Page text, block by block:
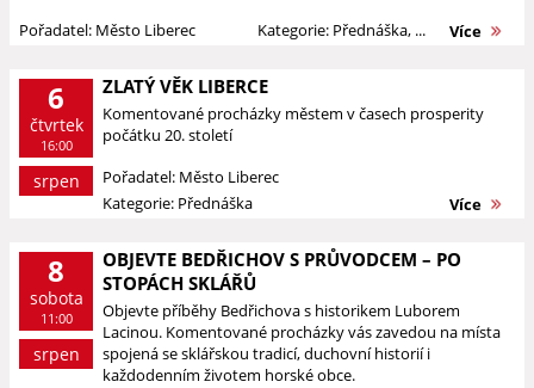
Pořadatel: Město Liberec
Kategorie: Přednáška, ... Více
6
čtvrtek
16:00
srpen
ZLATÝ VĚK LIBERCE
Komentované procházky městem v časech prosperity
počátku 20. století
Pořadatel: Město Liberec
Kategorie: Přednáška
Více
8
sobota
11:00
srpen
OBJEVTE BEDŘICHOV S PRŮVODCEM – PO
STOPÁCH SKLÁŘŮ
Objevte příběhy Bedřichova s historikem Luborem
Lacinou. Komentované procházky vás zavedou na místa
spojená se sklářskou tradicí, duchovní historií i
každodenním životem horské obce.